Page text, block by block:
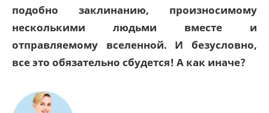
подобно заклинанию, произносимому
несколькими людьми вместе и
отправляемому вселенной. И безусловно,
все это обязательно сбудется! А как иначе?